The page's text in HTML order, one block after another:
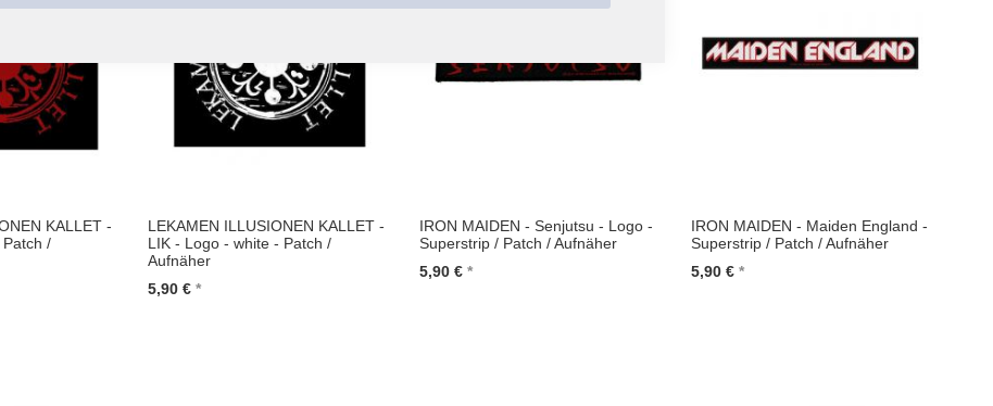
KALLET -
/
LEKAMEN ILLUSIONEN KALLET -
LIK - Logo - white - Patch /
Aufnäher
5,90 €
IRON MAIDEN - Senjutsu - Logo -
Superstrip / Patch / Aufnäher
5,90 €
IRON MAIDEN - Maiden England -
Superstrip / Patch / Aufnäher
5,90 €